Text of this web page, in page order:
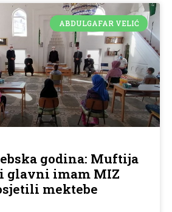
ABDULGAFAR VELIĆ
godina: Muftija
glavni imam MIZ
mektebe